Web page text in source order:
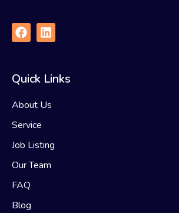
Quick Links
About Us
Service
Job Listing
Our Team
FAQ
Blog